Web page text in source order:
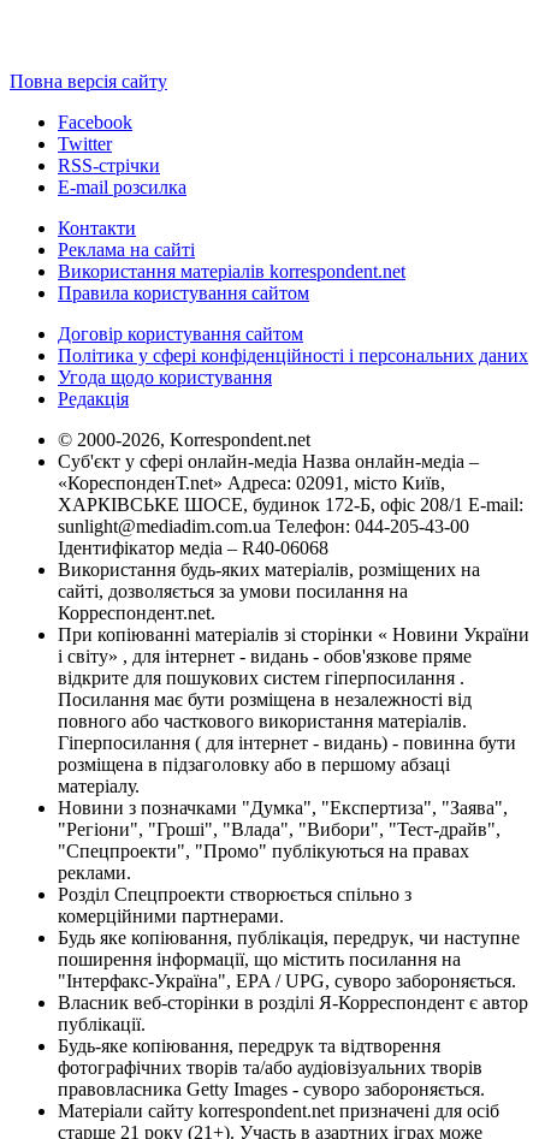
Повна версія сайту
Facebook
Twitter
RSS-стрічки
E-mail розсилка
Контакти
Реклама на сайті
Використання матеріалів korrespondent.net
Правила користування сайтом
Договір користування сайтом
Політика у сфері конфіденційності і персональних даних
Угода щодо користування
Редакція
© 2000-2026, Korrespondent.net
Суб'єкт у сфері онлайн-медіа Назва онлайн-медіа –
«КореспонденТ.net» Адреса: 02091, місто Київ,
ХАРКІВСЬКЕ ШОСЕ, будинок 172-Б, офіс 208/1 E-mail:
sunlight@mediadim.com.ua Телефон: 044-205-43-00
Ідентифікатор медіа – R40-06068
Використання будь-яких матеріалів, розміщених на
сайті, дозволяється за умови посилання на
Корреспондент.net.
При копіюванні матеріалів зі сторінки « Новини України
і світу» , для інтернет - видань - обов'язкове пряме
відкрите для пошукових систем гіперпосилання .
Посилання має бути розміщена в незалежності від
повного або часткового використання матеріалів.
Гіперпосилання ( для інтернет - видань) - повинна бути
розміщена в підзаголовку або в першому абзаці
матеріалу.
Новини з позначками "Думка", "Експертиза", "Заява",
"Регіони", "Гроші", "Влада", "Вибори", "Тест-драйв",
"Спецпроекти", "Промо" публікуються на правах
реклами.
Розділ Спецпроекти створюється спільно з
комерційними партнерами.
Будь яке копіювання, публікація, передрук, чи наступне
поширення інформації, що містить посилання на
"Інтерфакс-Україна", EPA / UPG, суворо забороняється.
Власник веб-сторінки в розділі Я-Корреспондент є автор
публікації.
Будь-яке копіювання, передрук та відтворення
фотографічних творів та/або аудіовізуальних творів
правовласника Getty Images - суворо забороняється.
Матеріали сайту korrespondent.net призначені для осіб
старше 21 року (21+). Участь в азартних іграх може